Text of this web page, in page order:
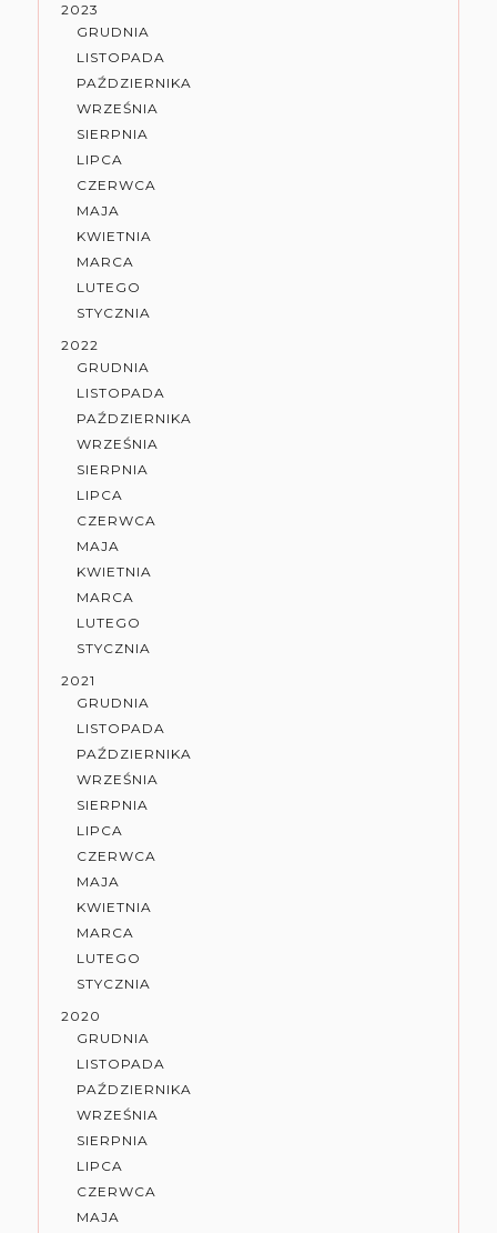
2023
GRUDNIA
LISTOPADA
PAŹDZIERNIKA
WRZEŚNIA
SIERPNIA
LIPCA
CZERWCA
MAJA
KWIETNIA
MARCA
LUTEGO
STYCZNIA
2022
GRUDNIA
LISTOPADA
PAŹDZIERNIKA
WRZEŚNIA
SIERPNIA
LIPCA
CZERWCA
MAJA
KWIETNIA
MARCA
LUTEGO
STYCZNIA
2021
GRUDNIA
LISTOPADA
PAŹDZIERNIKA
WRZEŚNIA
SIERPNIA
LIPCA
CZERWCA
MAJA
KWIETNIA
MARCA
LUTEGO
STYCZNIA
2020
GRUDNIA
LISTOPADA
PAŹDZIERNIKA
WRZEŚNIA
SIERPNIA
LIPCA
CZERWCA
MAJA